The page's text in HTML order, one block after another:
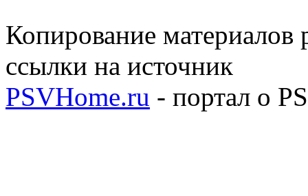
Копирование материалов
ссылки на источник
PSVHome.ru - портал о